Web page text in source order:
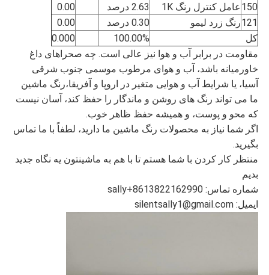
150 عامل کنترل رنگ 1K 2.63 درصد
0.00
121رنگ زرد لیمو 0.30 درصد
0.00
کل
100.00%
0.000
مقاومت در برابر آب و هوا نیز عالی است. چه صحراهای داغ
خاورمیانه باشد، آب و هوای مرطوب موسمی جنوب شرقی
آسیا، یا شرایط آب و هوایی متغیر در اروپا و آفریقا،رنگ ماشین
ما می تواند رنگ های روشن و ماندگار را حفظ کند، آسان نیست
که محو و پوست، و همیشه حفظ ظاهر خوب.
اگر شما نیاز به محصولات رنگ ماشین ما دارید، لطفاً با ما تماس
بگیرید.
منتظر کار کردن با شما هستم تا با هم به ماشينتون يه نگاه جديد
بديم
شماره تماس: sally+8613822162990
ایمیل: silentsally1@gmail.com